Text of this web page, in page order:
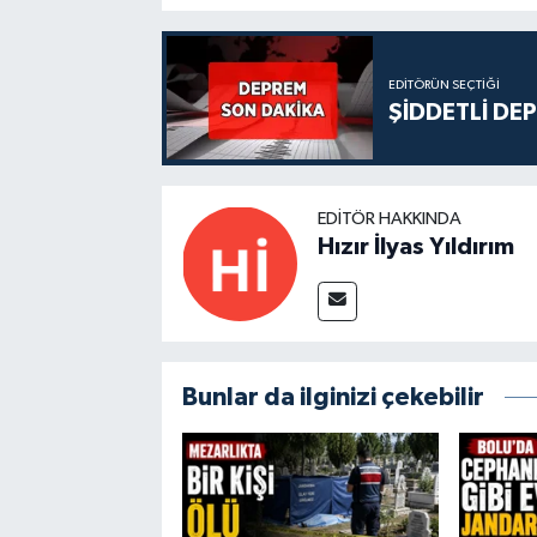
EDITÖRÜN SEÇTIĞI
ŞİDDETLİ
EDITÖR HAKKINDA
Hızır İlyas Yıldırım
Bunlar da ilginizi çekebilir